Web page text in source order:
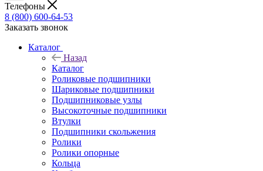
Телефоны
8 (800) 600-64-53
Заказать звонок
Каталог
Назад
Каталог
Роликовые подшипники
Шариковые подшипники
Подшипниковые узлы
Высокоточные подшипники
Втулки
Подшипники скольжения
Ролики
Ролики опорные
Кольца